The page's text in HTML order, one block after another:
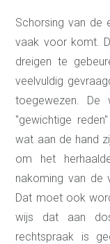
Schorsing van de
vaak voor komt.
dreigen te
veelvuldig
toegewezen.
"gewichtige
wat aan de hand
om het
nakoming van de
Dat moet ook
wijs dat aan
rechtspraak is